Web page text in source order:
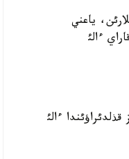
استام اقش دوللارئن، ياعني
قاراي ءالئ
ءالئ